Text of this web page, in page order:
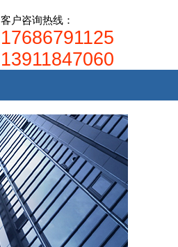
客户咨询热线：
17686791125
13911847060